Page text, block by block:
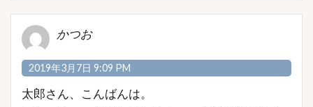
かつお
2019年3月7日 9:09 PM
太郎さん、こんばんは。